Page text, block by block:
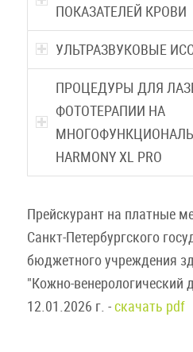
ПОКАЗАТЕЛЕЙ КРОВИ
УЛЬТРАЗВУКОВЫЕ
ПРОЦЕДУРЫ ДЛЯ
ФОТОТЕРАПИИ НА
HARMONY XL PRO
Прейскурант на платные
Санкт-Петербургского
бюджетного учреждения
"Кожно-
12.01.2026 г. -скачать pdf